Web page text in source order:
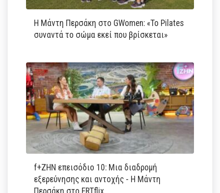
Η Μάντη Περσάκη στο GWomen: «Το Pilates
συναντά το σώμα εκεί που βρίσκεται»
f+ΖΗΝ επεισόδιο 10: Μια διαδρομή
εξερεύνησης και αντοχής - Η Μάντη